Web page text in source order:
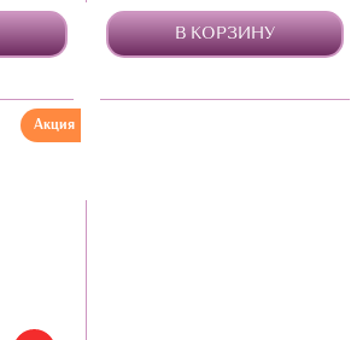
В КОРЗИНУ
Акция